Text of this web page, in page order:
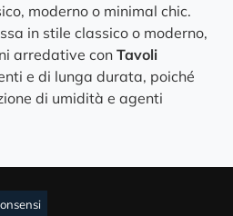
moderno o minimal chic.
in stile classico o moderno,
arredative conTavoli
e di lunga durata, poiché
di umidità e agenti